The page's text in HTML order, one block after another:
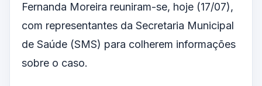
Fernanda Moreira reuniram-se, hoje (17/07),
com representantes da Secretaria Municipal
de Saúde (SMS) para colherem informações
sobre o caso.